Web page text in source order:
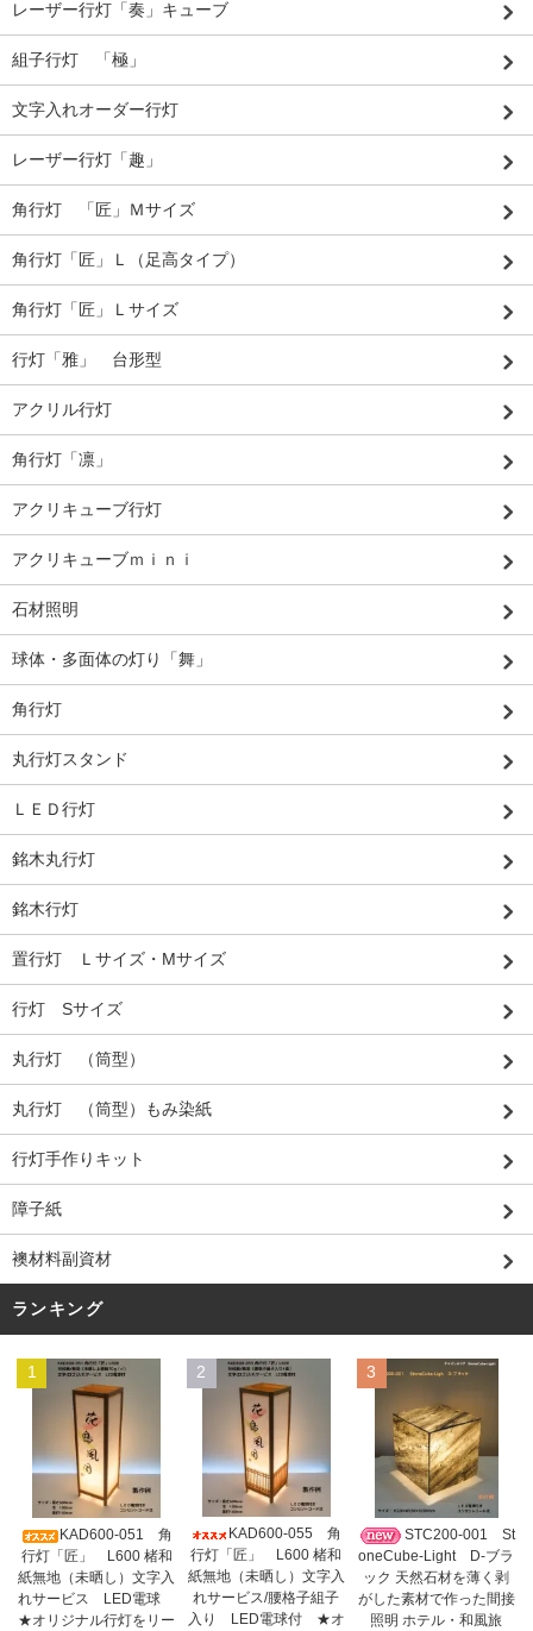
レーザー行灯「奏」キューブ
組子行灯 「極」
文字入れオーダー行灯
レーザー行灯「趣」
角行灯 「匠」Ｍサイズ
角行灯「匠」Ｌ（足高タイプ）
角行灯「匠」Ｌサイズ
行灯「雅」 台形型
アクリル行灯
角行灯「凛」
アクリキューブ行灯
アクリキューブｍｉｎｉ
石材照明
球体・多面体の灯り「舞」
角行灯
丸行灯スタンド
ＬＥＤ行灯
銘木丸行灯
銘木行灯
置行灯 Ｌサイズ・Mサイズ
行灯 Sサイズ
丸行灯 （筒型）
丸行灯 （筒型）もみ染紙
行灯手作りキット
障子紙
襖材料副資材
ランキング
1
KAD600-051 角
行灯「匠」 L600 楮和
紙無地（未晒し）文字入
れサービス LED電球
★オリジナル行灯をリー
2
KAD600-055 角
行灯「匠」 L600 楮和
紙無地（未晒し）文字入
れサービス/腰格子組子
入り LED電球付 ★オ
3
STC200-001 St
oneCube-Light D-ブラ
ック 天然石材を薄く剥
がした素材で作った間接
照明 ホテル・和風旅